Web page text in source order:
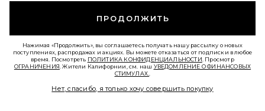
ПРОДОЛЖИТЬ
Нажимая «Продолжить», вы соглашаетесь получать нашу рассылку о новых
поступлениях, распродажах и акциях. Вы можете отказаться от подписки в любое
время. Посмотреть ПОЛИТИКА КОНФИДЕНЦИАЛЬНОСТИ . Просмотр
ОГРАНИЧЕНИЯ . Жители Калифорнии, см. наш УВЕДОМЛЕНИЕ О ФИНАНСОВЫХ
СТИМУЛАХ.
Нет, спасибо, я только хочу совершить покупку